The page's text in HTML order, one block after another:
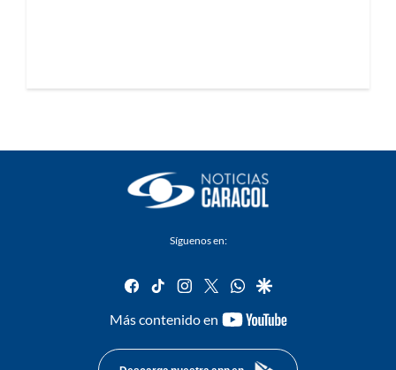
Síguenos en:
facebook
tiktok instagram
twitterwhatsapp
google
Más contenido en
youtube-